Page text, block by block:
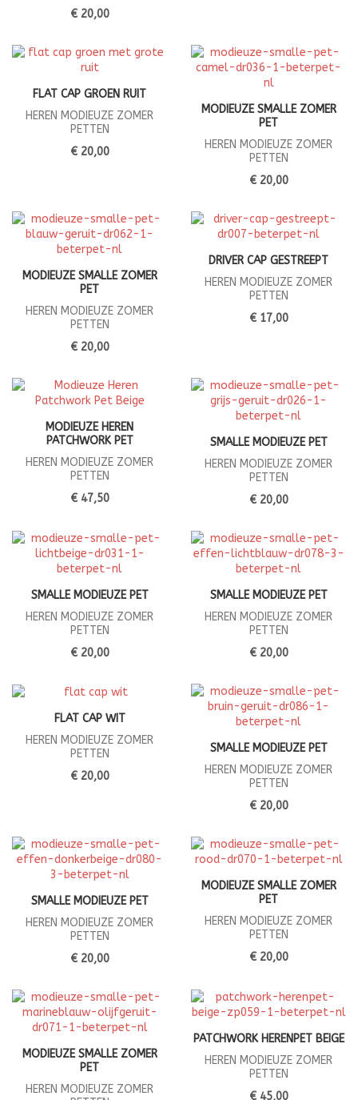
€ 20,00
FLAT CAP GROEN RUIT
HEREN MODIEUZE ZOMER
PETTEN
€ 20,00
MODIEUZE SMALLE ZOMER
PET
HEREN MODIEUZE ZOMER
PETTEN
€ 20,00
MODIEUZE SMALLE ZOMER
PET
HEREN MODIEUZE ZOMER
PETTEN
€ 20,00
DRIVER CAP GESTREEPT
HEREN MODIEUZE ZOMER
PETTEN
€ 17,00
MODIEUZE HEREN
PATCHWORK PET
HEREN MODIEUZE ZOMER
PETTEN
€ 47,50
SMALLE MODIEUZE PET
HEREN MODIEUZE ZOMER
PETTEN
€ 20,00
SMALLE MODIEUZE PET
HEREN MODIEUZE ZOMER
PETTEN
€ 20,00
SMALLE MODIEUZE PET
HEREN MODIEUZE ZOMER
PETTEN
€ 20,00
FLAT CAP WIT
HEREN MODIEUZE ZOMER
PETTEN
€ 20,00
SMALLE MODIEUZE PET
HEREN MODIEUZE ZOMER
PETTEN
€ 20,00
SMALLE MODIEUZE PET
HEREN MODIEUZE ZOMER
PETTEN
€ 20,00
MODIEUZE SMALLE ZOMER
PET
HEREN MODIEUZE ZOMER
PETTEN
€ 20,00
MODIEUZE SMALLE ZOMER
PET
HEREN MODIEUZE ZOMER
PATCHWORK HERENPET BEIGE
HEREN MODIEUZE ZOMER
PETTEN
€ 45,00